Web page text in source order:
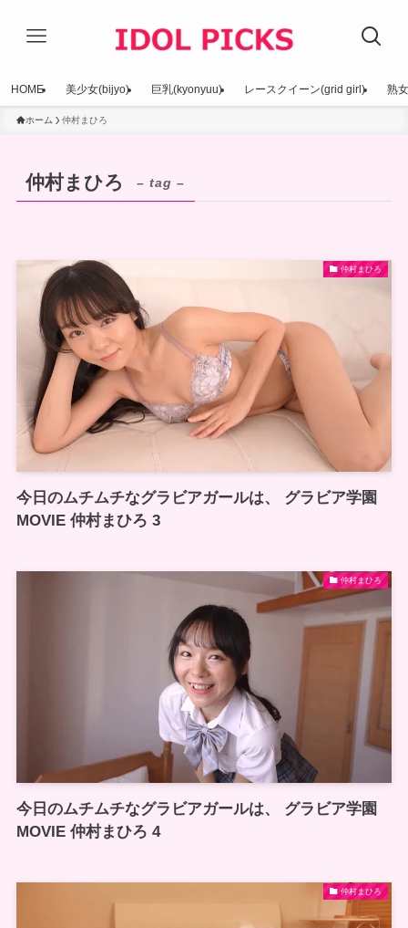
HOME 美少女(bijyo) 巨乳(kyonyuu) レースクイーン(grid girl) 熟
ホーム 仲村まひろ
仲村まひろ – tag –
仲村まひろ
今日のムチムチなグラビアガールは、 グラビア学園
MOVIE 仲村まひろ 3
仲村まひろ
今日のムチムチなグラビアガールは、 グラビア学園
MOVIE 仲村まひろ 4
仲村まひろ